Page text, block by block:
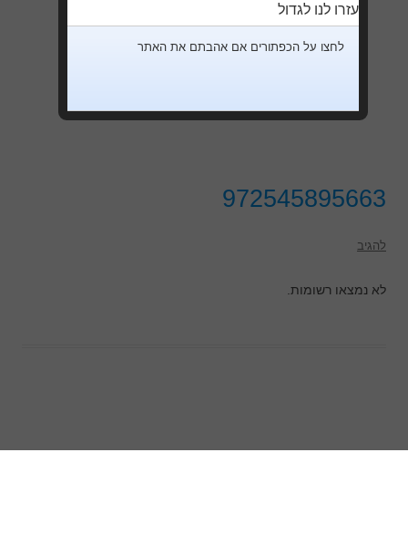
972545895663
להגיב
לא נמצאו רשומות.
עזרו לנו לגדול
לחצו על הכפתורים אם אהבתם את האתר